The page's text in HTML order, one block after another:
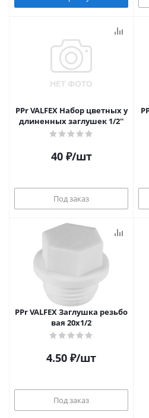
PPr VALFEX Набор цветных у
длиненных заглушек 1/2''
40₽/шт
Под заказ
PPr VALFEX Заглушка резьбо
вая 20х1/2
4.50 ₽/шт
Под заказ